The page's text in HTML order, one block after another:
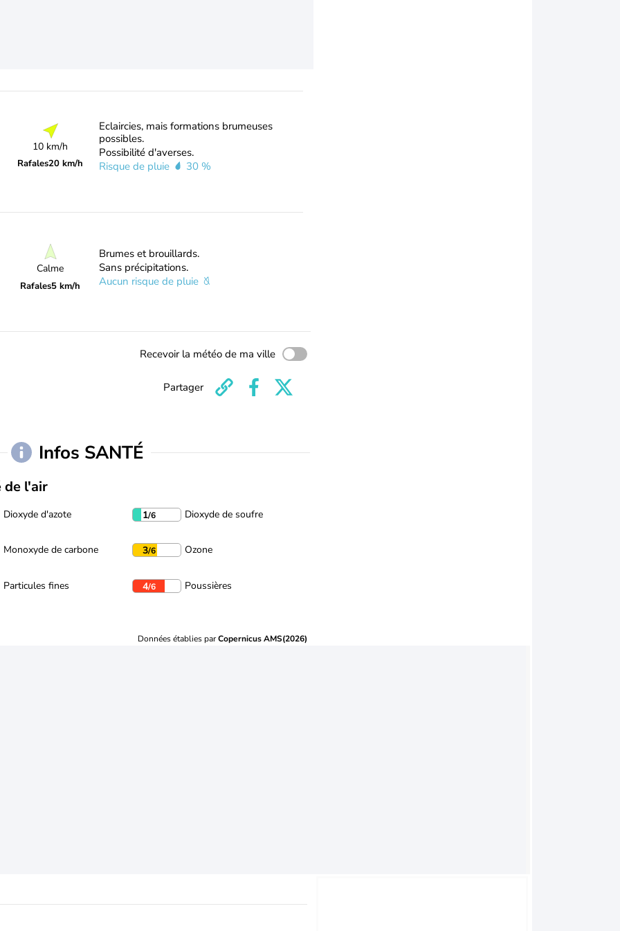
10 km/h
Rafales20 km/h
Eclaircies, mais formations brumeuses
possibles.
Possibilité d'averses.
Risque de pluie
30 %
Calme
Rafales5 km/h
Brumes et brouillards.
Sans précipitations.
Aucun risque de pluie
Recevoir la météo de ma ville
Partager
Infos SANTÉ
l'air
Dioxyde d'azote 1/6 Dioxyde de soufre
Monoxyde de carbone 3/6 Ozone
Particules fines 4/6 Poussières
Données établies parCopernicus AMS(2026)